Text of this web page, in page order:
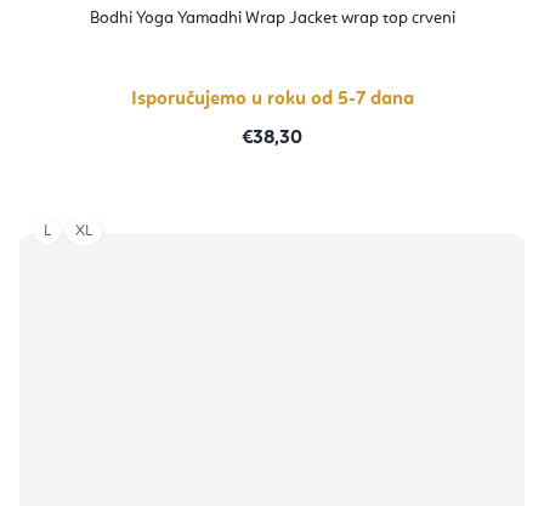
Bodhi Yoga Yamadhi Wrap Jacket wrap top crveni
Isporučujemo u roku od 5-7 dana
€38,30
L XL